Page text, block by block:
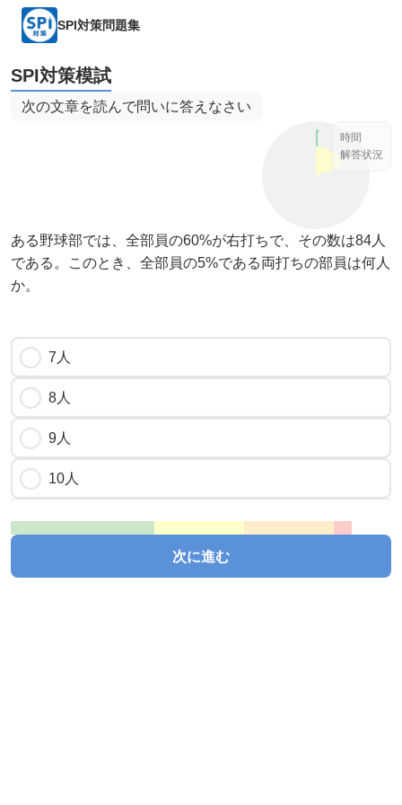
SPI対策問題集
SPI対策模試
次の文章を読んで問いに答えなさい
時間
解答状況
ある野球部では、全部員の60%が右打ちで、その数は84人
である。このとき、全部員の5%である両打ちの部員は何人
か。
7人
8人
9人
10人
次に進む